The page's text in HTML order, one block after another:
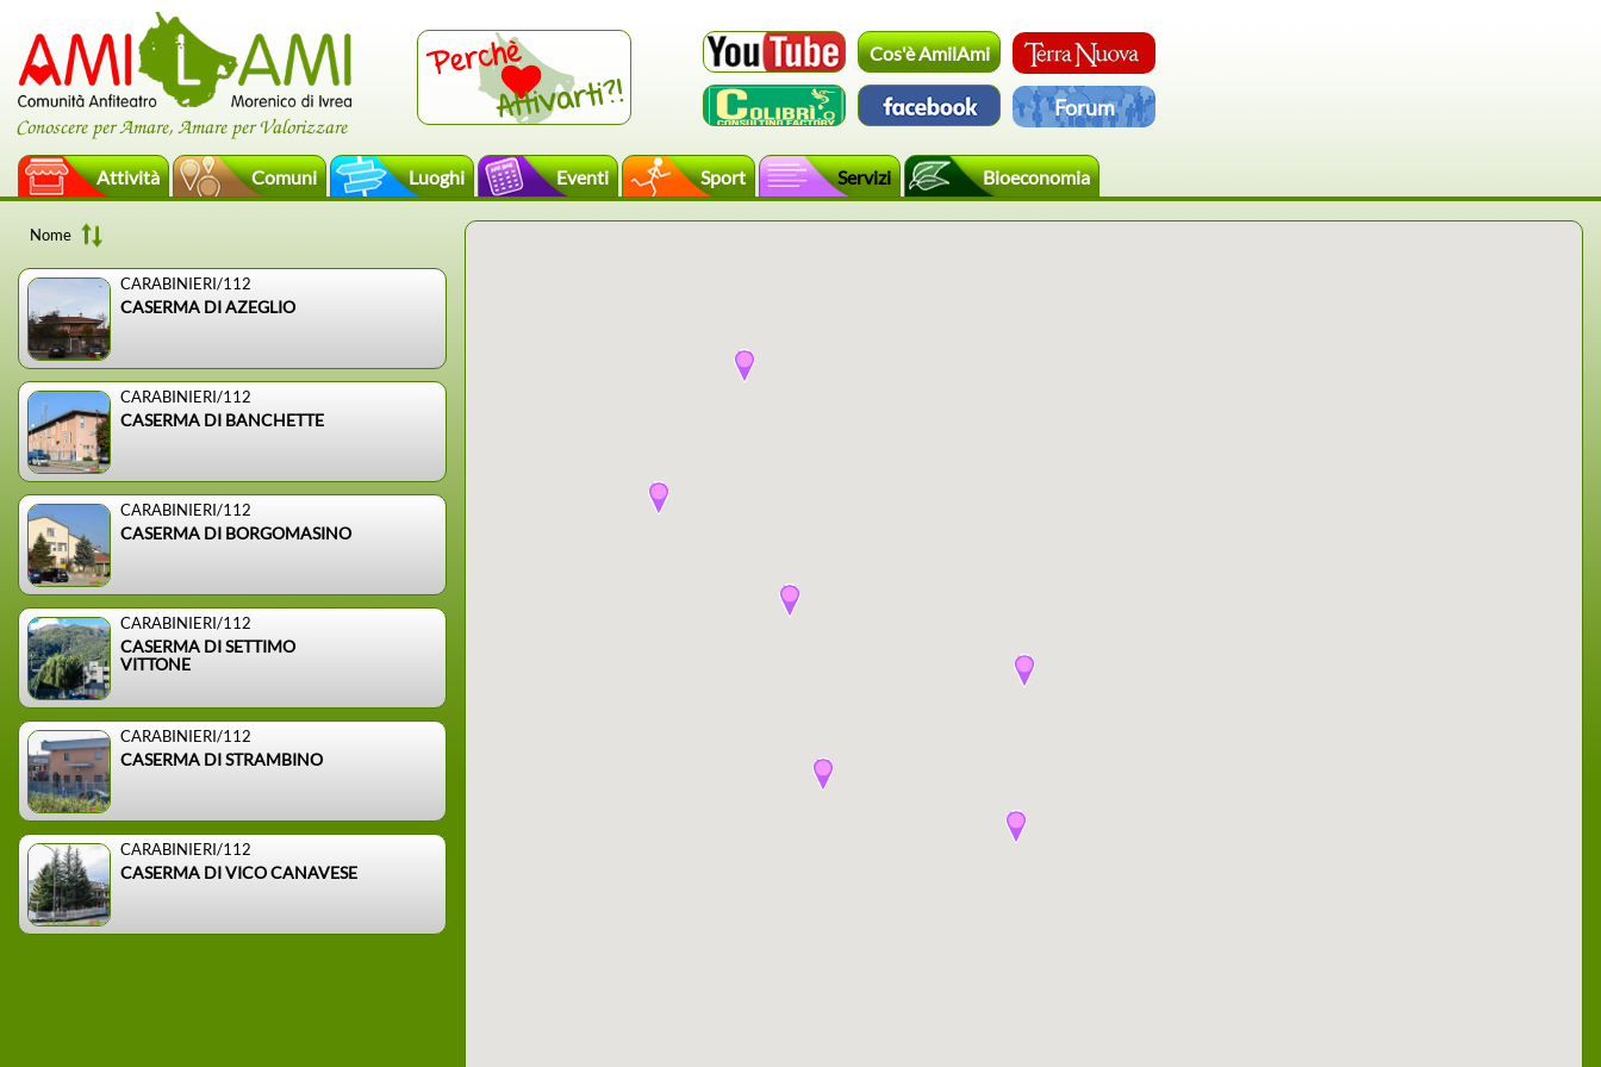
Conoscere per Amare, Amare per Valorizzare
Cos'è AmilAmi
Forum
Attività Comuni Luoghi Eventi Sport Servizi Bioeconomia
Nome
CARABINIERI/112
CASERMA DI AZEGLIO
CARABINIERI/112
CASERMA DI BANCHETTE
CARABINIERI/112
CASERMA DI BORGOMASINO
CARABINIERI/112
CASERMA DI SETTIMO
VITTONE
CARABINIERI/112
CASERMA DI STRAMBINO
CARABINIERI/112
CASERMA DI VICO CANAVESE